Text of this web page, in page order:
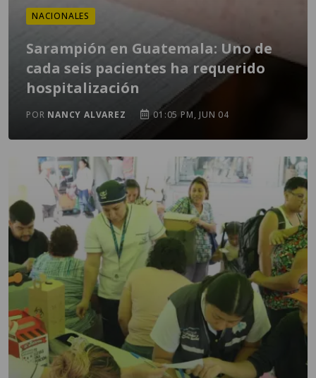
NACIONALES
Sarampión en Guatemala: Uno de
cada seis pacientes ha requerido
hospitalización
POR NANCY ALVAREZ 01:05 PM, JUN 04